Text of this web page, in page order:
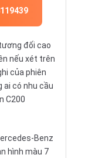
đối cao
nếu xét trên
của phiên
ai có nhu cầu
C200
Benz
hình màu 7